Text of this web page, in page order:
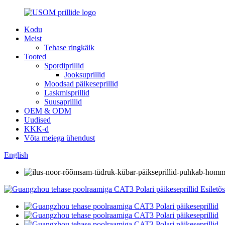
Kodu
Meist
Tehase ringkäik
Tooted
Spordiprillid
Jooksuprillid
Moodsad päikeseprillid
Laskmisprillid
Suusaprillid
OEM & ODM
Uudised
KKK-d
Võta meiega ühendust
English